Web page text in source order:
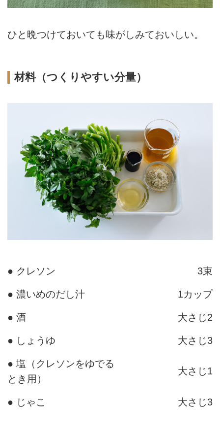
ひと晩つけておいても味がしみておいしい。
材料（つくりやすい分量）
● クレソン 3束
● 濃いめのだし汁 1カップ
● 酒 大さじ2
● しょうゆ 大さじ3
● 塩（クレソンをゆでる
とき用）
大さじ1
● じゃこ 大さじ3